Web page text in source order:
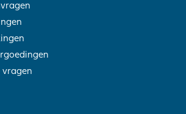
vragen